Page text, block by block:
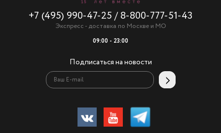
+7 (495) 990-47-25 / 8-800-777-51-43
Экспресс - доставка по Москве и МО
09:00 - 23:00
Подписаться на новости